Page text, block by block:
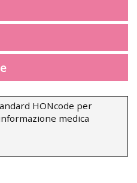
HONcode per
medica